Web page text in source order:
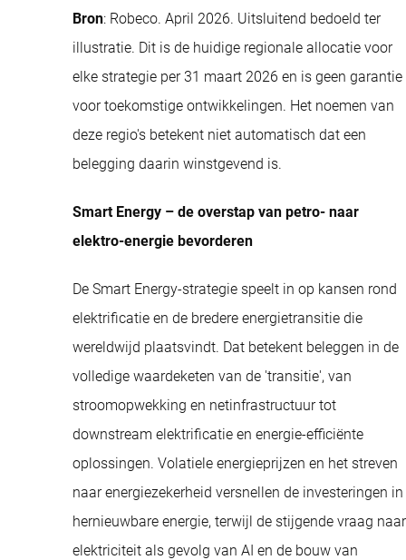
Bron: Robeco. April 2026. Uitsluitend bedoeld ter
illustratie. Dit is de huidige regionale allocatie voor
elke strategie per 31 maart 2026 en is geen garantie
voor toekomstige ontwikkelingen. Het noemen van
deze regio's betekent niet automatisch dat een
belegging daarin winstgevend is.
Smart Energy – de overstap van petro- naar
elektro-energie bevorderen
De Smart Energy-strategie speelt in op kansen rond
elektrificatie en de bredere energietransitie die
wereldwijd plaatsvindt. Dat betekent beleggen in de
volledige waardeketen van de 'transitie', van
stroomopwekking en netinfrastructuur tot
downstream elektrificatie en energie-efficiënte
oplossingen. Volatiele energieprijzen en het streven
naar energiezekerheid versnellen de investeringen in
hernieuwbare energie, terwijl de stijgende vraag naar
elektriciteit als gevolg van AI en de bouw van